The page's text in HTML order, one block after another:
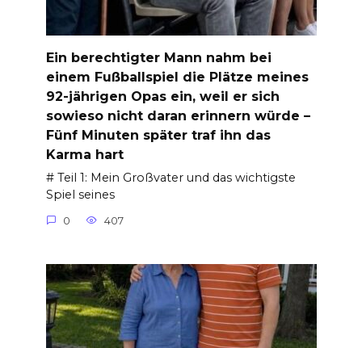
Ein berechtigter Mann nahm bei
einem Fußballspiel die Plätze meines
92-jährigen Opas ein, weil er sich
sowieso nicht daran erinnern würde –
Fünf Minuten später traf ihn das
Karma hart
# Teil 1: Mein Großvater und das wichtigste
Spiel seines
0 407